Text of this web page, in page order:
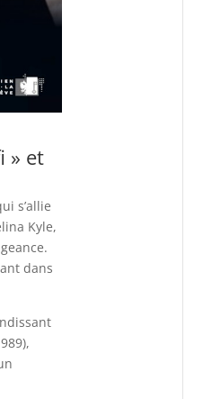
» et
s’allie
Kyle,
dans